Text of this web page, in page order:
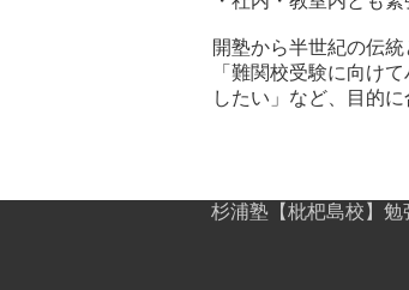
開塾から半世紀の伝
「難関校受験に向け
したい」など、目的
杉浦塾【枇杷島校】勉